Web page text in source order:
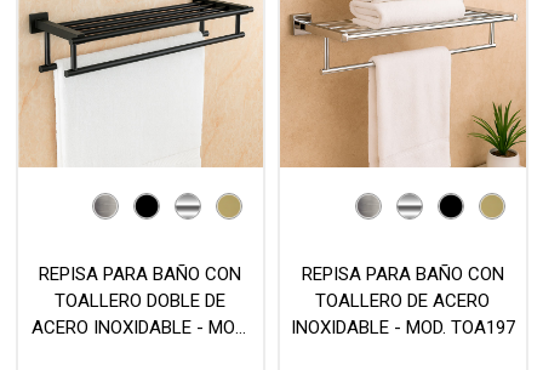
REPISA PARA BAÑO CON
TOALLERO DOBLE DE
ACERO INOXIDABLE - MOD.
REPISA PARA BAÑO CON
TOALLERO DE ACERO
INOXIDABLE - MOD. TOA197